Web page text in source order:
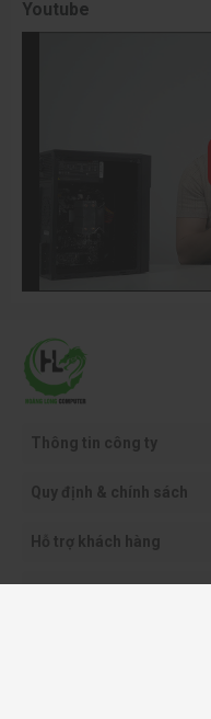
Youtube
Thông tin công ty
Quy định & chính sách
Hỗ trợ khách hàng